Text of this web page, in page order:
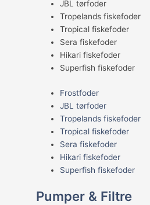
JBL tørfoder
Tropelands fiskefoder
Tropical fiskefoder
Sera fiskefoder
Hikari fiskefoder
Superfish fiskefoder
Frostfoder
JBL tørfoder
Tropelands fiskefoder
Tropical fiskefoder
Sera fiskefoder
Hikari fiskefoder
Superfish fiskefoder
Pumper & Filtre